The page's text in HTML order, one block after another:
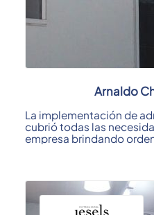
Arnaldo
La implementación de
cubrió todas las
empresa brindando